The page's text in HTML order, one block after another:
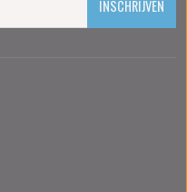
INSCHRIJVEN